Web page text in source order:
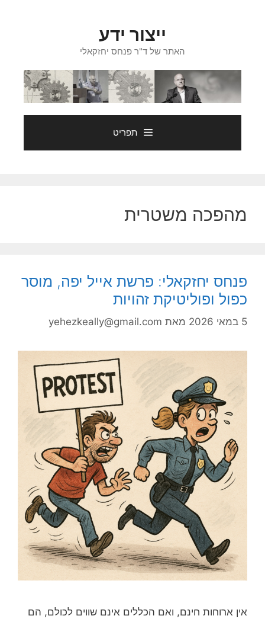
ייצור ידע
האתר של ד"ר פנחס יחזקאלי
תפריט
מהפכה משטרית
פנחס יחזקאלי: פרשת אייל יפה, מוסר
כפול ופוליטיקת זהויות
5 במאי 2026 מאת yehezkeally@gmail.com
אין ארוחות חינם, ואם הכללים אינם שווים לכולם, הם